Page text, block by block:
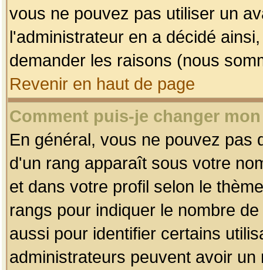
vous ne pouvez pas utiliser un
l'administrateur en a décidé
demander les raisons (nous
Revenir en haut de page
Comment puis-je changer
En général, vous ne pouvez pas
d'un rang apparaît sous votre
et dans votre profil selon le
rangs pour indiquer le nombre
aussi pour identifier certains
administrateurs peuvent avoir